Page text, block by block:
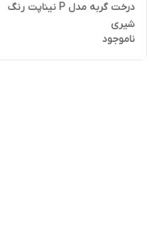
درخت گربه مدل P نیناپت رنگ
شیری
ناموجود